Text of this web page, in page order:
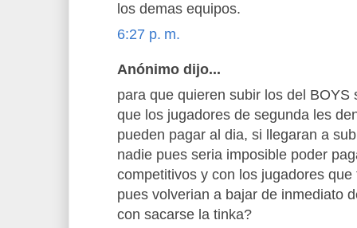
los demas equipos.
6:27 p. m.
Anónimo dijo...
para que quieren subir los del BOYS
que los jugadores de segunda les
pueden pagar al dia, si llegaran a
nadie pues seria imposible poder
competitivos y con los jugadores
pues volverian a bajar de inmediato
con sacarse la tinka?